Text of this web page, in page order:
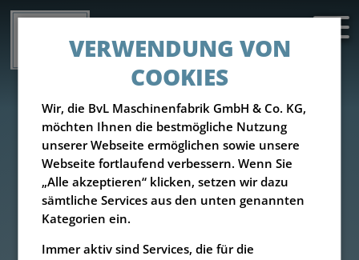
VERWENDUNG VON
COOKIES
Wir, die BvL Maschinenfabrik GmbH & Co. KG,
möchten Ihnen die bestmögliche Nutzung
unserer Webseite ermöglichen sowie unsere
Webseite fortlaufend verbessern. Wenn Sie
„Alle akzeptieren“ klicken, setzen wir dazu
sämtliche Services aus den unten genannten
Kategorien ein.
Immer aktiv sind Services, die für die